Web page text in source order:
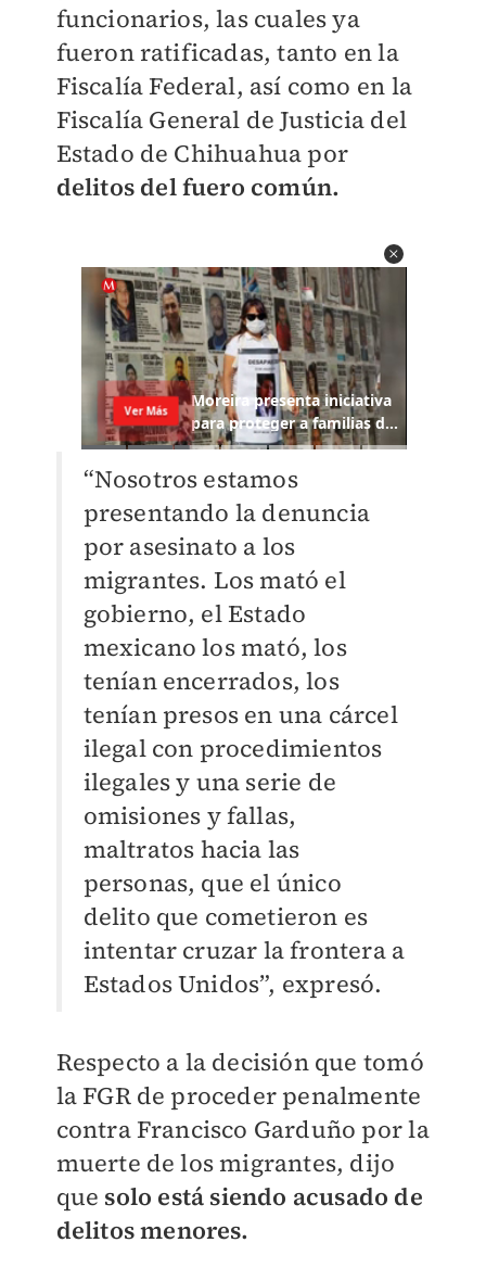
funcionarios, las cuales ya
fueron ratificadas, tanto en la
Fiscalía Federal, así como en la
Fiscalía General de Justicia del
Estado de Chihuahua por
delitos del fuero común.
“Nosotros estamos
presentando la denuncia
por asesinato a los
migrantes. Los mató el
gobierno, el Estado
mexicano los mató, los
tenían encerrados, los
tenían presos en una cárcel
ilegal con procedimientos
ilegales y una serie de
omisiones y fallas,
maltratos hacia las
personas, que el único
delito que cometieron es
intentar cruzar la frontera a
Estados Unidos”, expresó.
Respecto a la decisión que tomó
la FGR de proceder penalmente
contra Francisco Garduño por la
muerte de los migrantes, dijo
que solo está siendo acusado de
delitos menores.